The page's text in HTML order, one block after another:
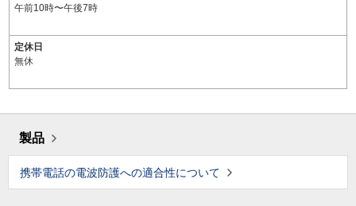
午前10時〜午後7時
定休日
無休
製品
携帯電話の電波防護への適合性について